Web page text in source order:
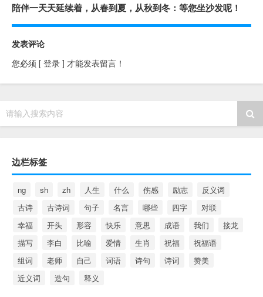
陪伴一天天延续着，从春到夏，从秋到冬：等您坐沙发呢！
发表评论
您必须 [ 登录 ] 才能发表留言！
请输入搜索内容
边栏标签
ng sh zh 人生 什么 伤感 励志
反义词
古诗
古诗词 句子 名言 哪些 四字
对联
幸福
开头 形容 快乐 意思 成语 我们
接龙
描写
李白 比喻 爱情 生肖 祝福
祝福语
组词
老师 自己 词语 诗句 诗词
赞美
近义词
造句 释义